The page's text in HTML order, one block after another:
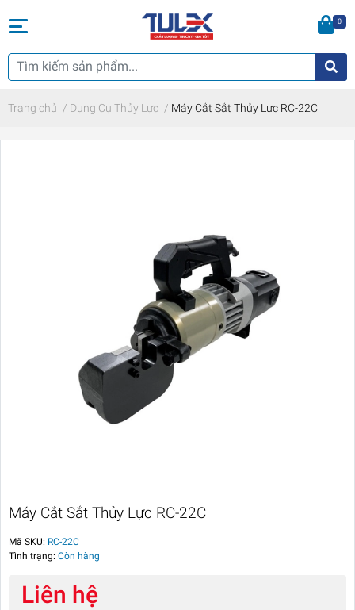
0
Trang chủ / Dụng Cụ Thủy Lực / Máy Cắt Sắt Thủy Lực RC-22C
Máy Cắt Sắt Thủy Lực RC-22C
Mã SKU: RC-22C
Tình trạng: Còn hàng
Liên hệ